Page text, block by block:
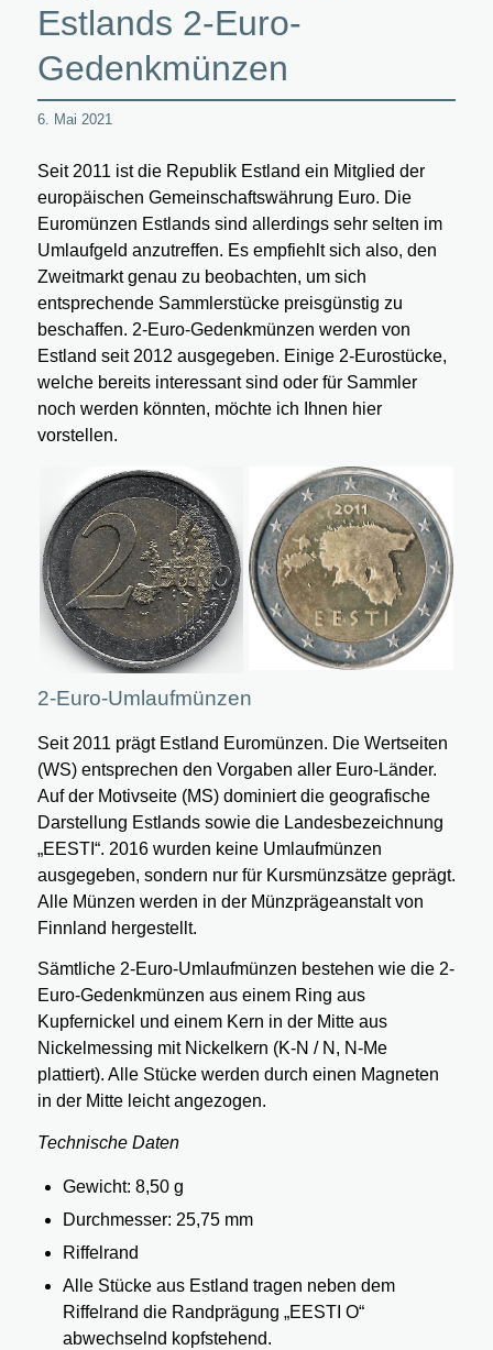
Estlands 2-Euro-
Gedenkmünzen
6. Mai 2021
Seit 2011 ist die Republik Estland ein Mitglied der
europäischen Gemeinschaftswährung Euro. Die
Euromünzen Estlands sind allerdings sehr selten im
Umlaufgeld anzutreffen. Es empfiehlt sich also, den
Zweitmarkt genau zu beobachten, um sich
entsprechende Sammlerstücke preisgünstig zu
beschaffen. 2-Euro-Gedenkmünzen werden von
Estland seit 2012 ausgegeben. Einige 2-Eurostücke,
welche bereits interessant sind oder für Sammler
noch werden könnten, möchte ich Ihnen hier
vorstellen.
2-Euro-Umlaufmünzen
Seit 2011 prägt Estland Euromünzen. Die Wertseiten
(WS) entsprechen den Vorgaben aller Euro-Länder.
Auf der Motivseite (MS) dominiert die geografische
Darstellung Estlands sowie die Landesbezeichnung
„EESTI“. 2016 wurden keine Umlaufmünzen
ausgegeben, sondern nur für Kursmünzsätze geprägt.
Alle Münzen werden in der Münzprägeanstalt von
Finnland hergestellt.
Sämtliche 2-Euro-Umlaufmünzen bestehen wie die 2-
Euro-Gedenkmünzen aus einem Ring aus
Kupfernickel und einem Kern in der Mitte aus
Nickelmessing mit Nickelkern (K-N / N, N-Me
plattiert). Alle Stücke werden durch einen Magneten
in der Mitte leicht angezogen.
Technische Daten
Gewicht: 8,50 g
Durchmesser: 25,75 mm
Riffelrand
Alle Stücke aus Estland tragen neben dem
Riffelrand die Randprägung „EESTI O“
abwechselnd kopfstehend.